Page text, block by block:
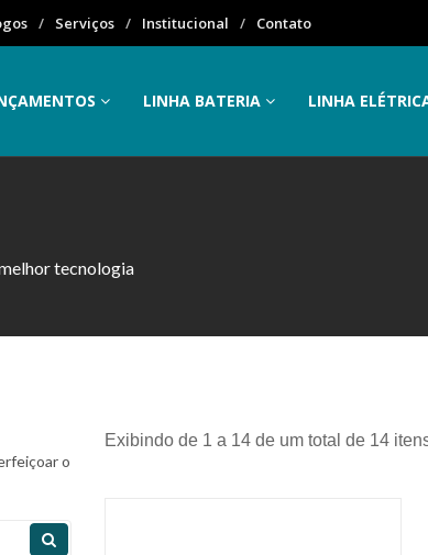
Serviços Institucional Contato
LINHA BATERIA LINHA
tecnologia
o
Exibindo de 1 a 14 de um total de 14